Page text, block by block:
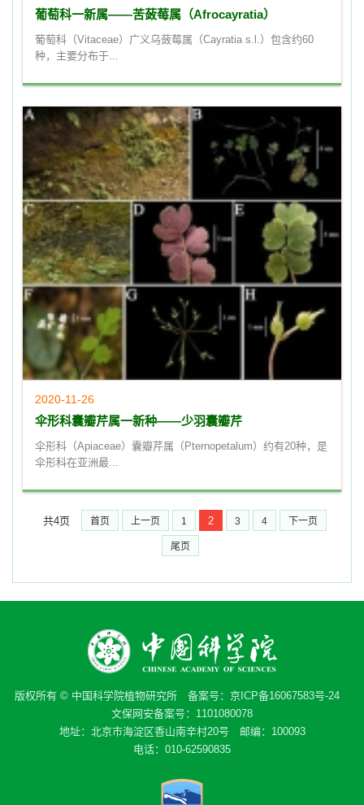
葡萄科一新属——苦蔹莓属（Afrocayratia）
葡萄科（Vitaceae）广义乌蔹莓属（Cayratia s.l.）包含约60
种，主要分布于...
2020-11-26
伞形科囊瓣芹属一新种——少羽囊瓣芹
伞形科（Apiaceae）囊瓣芹属（Pternopetalum）约有20种，是
伞形科在亚洲最...
共4页 首页 上一页 1 2 3 4 下一页
尾页
版权所有 © 中国科学院植物研究所 备案号： 京ICP备16067583号-24
文保网安备案号：1101080078
地址：北京市海淀区香山南辛村20号 邮编：100093
电话：010-62590835